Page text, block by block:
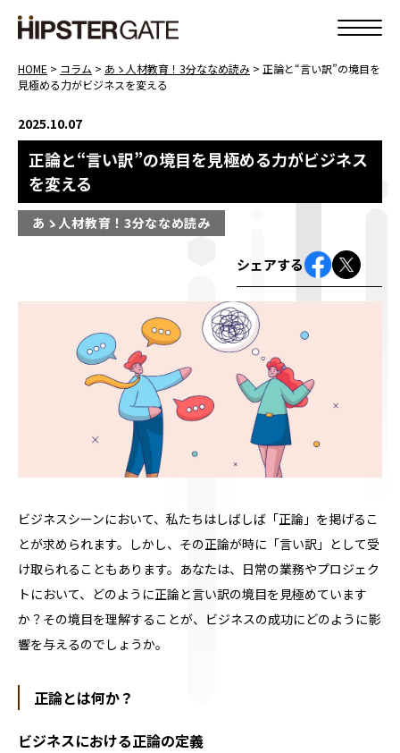
HOME > コラム > あゝ人材教育！3分ななめ読み > 正論と“言い訳”の境目を
見極める力がビジネスを変える
2025.10.07
正論と“言い訳”の境目を見極める力がビジネス
を変える
あゝ人材教育！3分ななめ読み
シェアする
ビジネスシーンにおいて、私たちはしばしば「正論」を掲げるこ
とが求められます。しかし、その正論が時に「言い訳」として受
け取られることもあります。あなたは、日常の業務やプロジェク
トにおいて、どのように正論と言い訳の境目を見極めています
か？その境目を理解することが、ビジネスの成功にどのように影
響を与えるのでしょうか。
正論とは何か？
ビジネスにおける正論の定義